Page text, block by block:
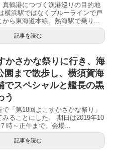
真鶴港につづく漁港巡りの目的地
横浜駅ではなくブルーラインで戸
ら東海道本線。熱海駅で乗り...
記事を読む
かさかな祭りに行き、海
園まで散歩し、横須賀海
でスペシャルと艦長の黒
う
「第18回よこすかさかな祭り」
みることにした。 期日は2019年10
時～正午まで。会場...
記事を読む